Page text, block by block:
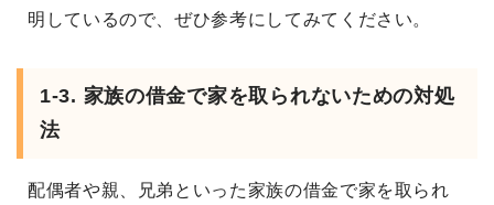
明しているので、ぜひ参考にしてみてください。
1-3. 家族の借金で家を取られないための対処
法
配偶者や親、兄弟といった家族の借金で家を取られ